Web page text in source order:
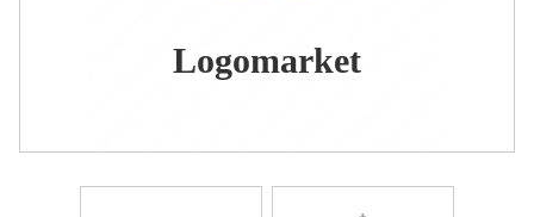
Logomarket